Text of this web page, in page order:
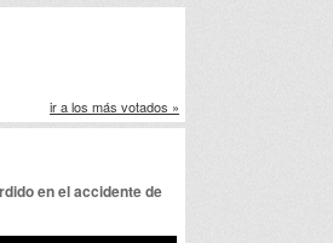
ir a los más votados »
en el accidente de